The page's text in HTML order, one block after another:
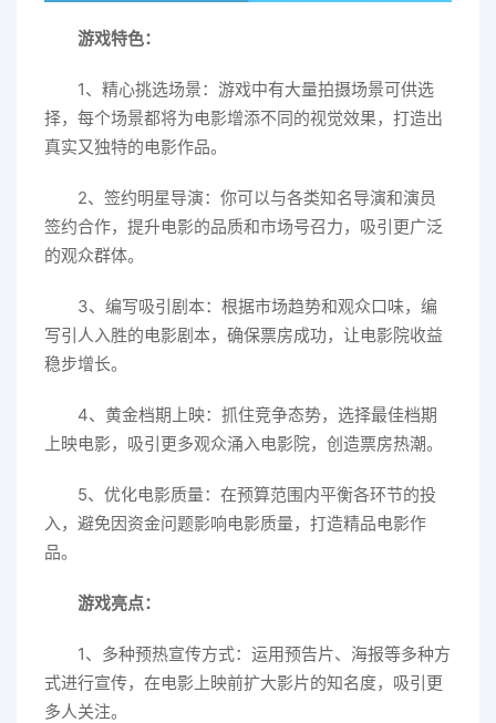
游戏特色：
1、精心挑选场景：游戏中有大量拍摄场景可供选
择，每个场景都将为电影增添不同的视觉效果，打造出
真实又独特的电影作品。
2、签约明星导演：你可以与各类知名导演和演员
签约合作，提升电影的品质和市场号召力，吸引更广泛
的观众群体。
3、编写吸引剧本：根据市场趋势和观众口味，编
写引人入胜的电影剧本，确保票房成功，让电影院收益
稳步增长。
4、黄金档期上映：抓住竞争态势，选择最佳档期
上映电影，吸引更多观众涌入电影院，创造票房热潮。
5、优化电影质量：在预算范围内平衡各环节的投
入，避免因资金问题影响电影质量，打造精品电影作
品。
游戏亮点：
1、多种预热宣传方式：运用预告片、海报等多种方
式进行宣传，在电影上映前扩大影片的知名度，吸引更
多人关注。